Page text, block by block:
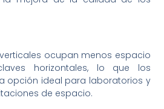
ocupan menos espacio
horizontales, lo que los
opción ideal para laboratorios y
de espacio.